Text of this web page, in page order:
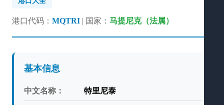
港口代码： MQTRI | 国家： 马提尼克（法属）
基本信息
中文名称： 特里尼泰